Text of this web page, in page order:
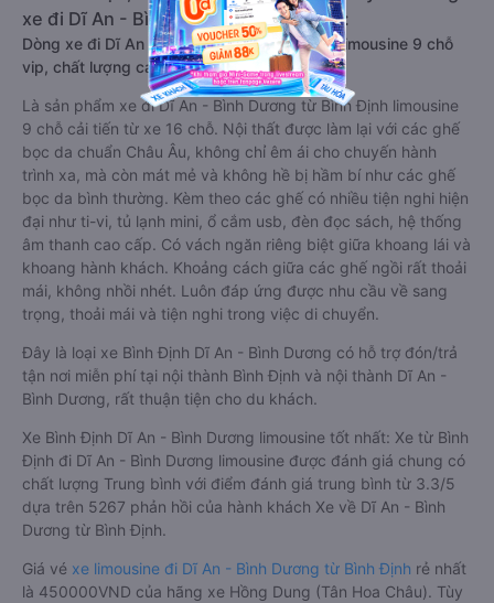
xe đi Dĩ An - Bình Dương từ Bình Định:
Dòng xe đi Dĩ An - Bình Dương từ Bình Định limousine 9 chỗ
vip, chất lượng cao: Tiện lợi, sang trọng
Là sản phẩm xe đi Dĩ An - Bình Dương từ Bình Định limousine
9 chỗ cải tiến từ xe 16 chỗ. Nội thất được làm lại với các ghế
bọc da chuẩn Châu Âu, không chỉ êm ái cho chuyến hành
trình xa, mà còn mát mẻ và không hề bị hầm bí như các ghế
bọc da bình thường. Kèm theo các ghế có nhiều tiện nghi hiện
đại như ti-vi, tủ lạnh mini, ổ cắm usb, đèn đọc sách, hệ thống
âm thanh cao cấp. Có vách ngăn riêng biệt giữa khoang lái và
khoang hành khách. Khoảng cách giữa các ghế ngồi rất thoải
mái, không nhồi nhét. Luôn đáp ứng được nhu cầu về sang
trọng, thoải mái và tiện nghi trong việc di chuyển.
Đây là loại xe Bình Định Dĩ An - Bình Dương có hỗ trợ đón/trả
tận nơi miễn phí tại nội thành Bình Định và nội thành Dĩ An -
Bình Dương, rất thuận tiện cho du khách.
Xe Bình Định Dĩ An - Bình Dương limousine tốt nhất: Xe từ Bình
Định đi Dĩ An - Bình Dương limousine được đánh giá chung có
chất lượng Trung bình với điểm đánh giá trung bình từ 3.3/5
dựa trên 5267 phản hồi của hành khách Xe về Dĩ An - Bình
Dương từ Bình Định.
Giá vé xe limousine đi Dĩ An - Bình Dương từ Bình Định rẻ nhất
là 450000VND của hãng xe Hồng Dung (Tân Hoa Châu). Tùy